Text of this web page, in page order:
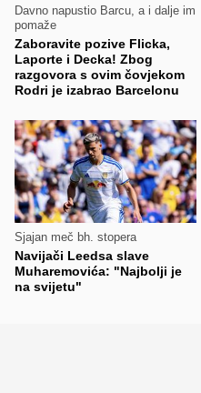
Davno napustio Barcu, a i dalje im
pomaže
Zaboravite pozive Flicka,
Laporte i Decka! Zbog
razgovora s ovim čovjekom
Rodri je izabrao Barcelonu
Sjajan meč bh. stopera
Navijači Leedsa slave
Muharemovića: "Najbolji je
na svijetu"